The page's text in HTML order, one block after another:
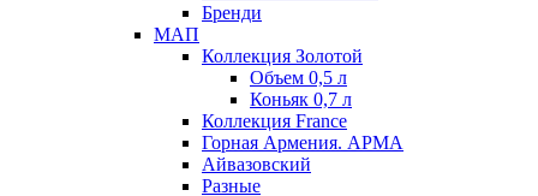
Бренди
МАП
Коллекция Золотой
Объем 0,5 л
Коньяк 0,7 л
Коллекция France
Горная Армения. АРМА
Айвазовский
Разные